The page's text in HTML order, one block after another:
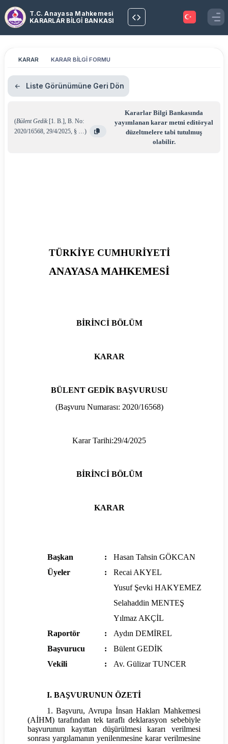
T.C. Anayasa Mahkemesi
KARARLAR BİLGİ BANKASI
KARAR KARAR BİLGİ FORMU
Liste Görünümüne Geri Dön
(Bülent Gedik[1. B.], B. No:
2020/16568, 29/4/2025, § …)
Kararlar Bilgi Bankasında
yayımlanan karar metni editöryal
düzeltmelere tabi tutulmuş
olabilir.